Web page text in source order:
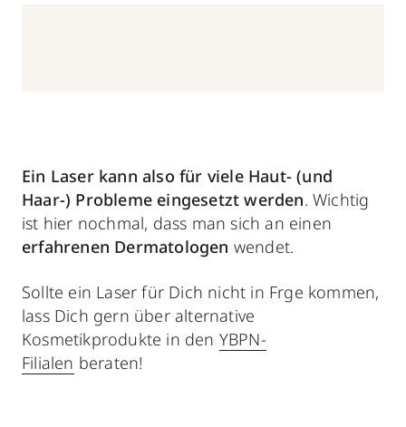
Ein Laser kann also für viele Haut- (und
Haar-) Probleme eingesetzt werden. Wichtig
ist hier nochmal, dass man sich an einen
erfahrenen Dermatologen wendet.
Sollte ein Laser für Dich nicht in Frge kommen,
lass Dich gern über alternative
Kosmetikprodukte in den YBPN-
Filialen beraten!